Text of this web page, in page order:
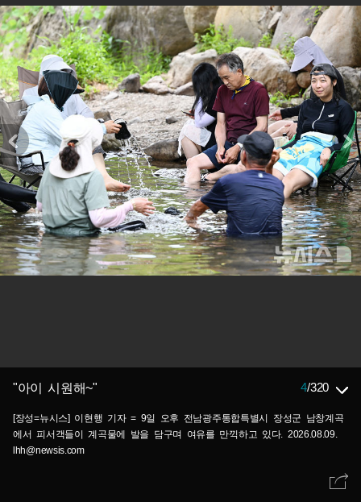
"아이 시원해~" 4/320
[장성=뉴시스] 이현행 기자 = 9일 오후 전남광주통합특별시 장성군 남창계곡
에서 피서객들이 계곡물에 발을 담구며 여유를 만끽하고 있다. 2026.08.09.
lhh@newsis.com